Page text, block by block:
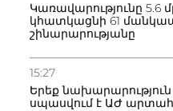
Կառավարությունը 5.6
կհատկացնի 61
շինարարությանը
15:27
Երեք
սպասվում է ԱԺ